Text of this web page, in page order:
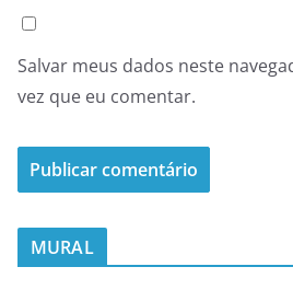
Salvar meus dados neste
vez que eu comentar.
MURAL